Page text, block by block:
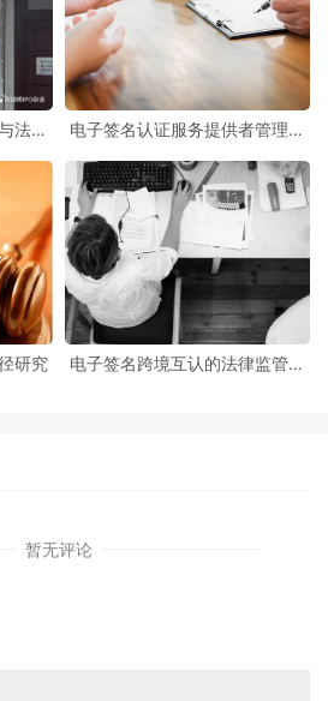
法学
电子签名认证服务提供者管理法
研究
电子签名跨境互认的法律监管与
暂无评论